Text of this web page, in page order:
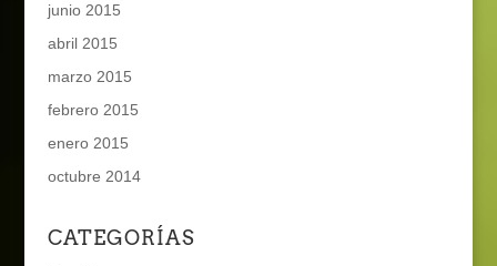
junio 2015
abril 2015
marzo 2015
febrero 2015
enero 2015
octubre 2014
CATEGORÍAS